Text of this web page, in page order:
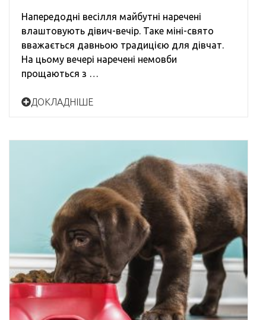
Напередодні весілля майбутні наречені
влаштовують дівич-вечір. Таке міні-свято
вважається давньою традицією для дівчат.
На цьому вечері наречені немовби
прощаються з …
ДОКЛАДНІШЕ